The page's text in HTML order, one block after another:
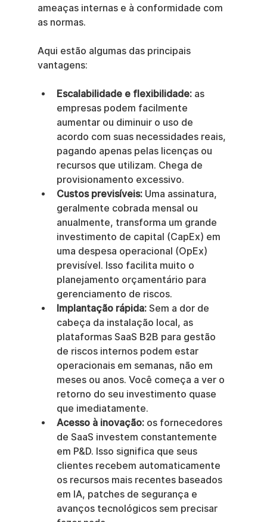
ameaças internas e à conformidade com
as normas.
Aqui estão algumas das principais
vantagens:
Escalabilidade e flexibilidade: as
empresas podem facilmente
aumentar ou diminuir o uso de
acordo com suas necessidades reais,
pagando apenas pelas licenças ou
recursos que utilizam. Chega de
provisionamento excessivo.
Custos previsíveis: Uma assinatura,
geralmente cobrada mensal ou
anualmente, transforma um grande
investimento de capital (CapEx) em
uma despesa operacional (OpEx)
previsível. Isso facilita muito o
planejamento orçamentário para
gerenciamento de riscos.
Implantação rápida: Sem a dor de
cabeça da instalação local, as
plataformas SaaS B2B para gestão
de riscos internos podem estar
operacionais em semanas, não em
meses ou anos. Você começa a ver o
retorno do seu investimento quase
que imediatamente.
Acesso à inovação: os fornecedores
de SaaS investem constantemente
em P&D. Isso significa que seus
clientes recebem automaticamente
os recursos mais recentes baseados
em IA, patches de segurança e
avanços tecnológicos sem precisar